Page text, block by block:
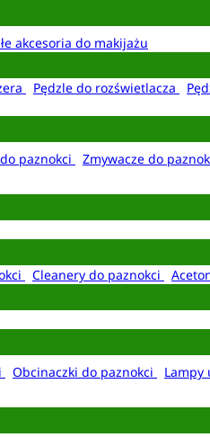
akcesoria do makijażu
Pędzle do rozświetlacza
paznokci Zmywacze do
Cleanery do paznokci
Obcinaczki do paznokci Lampy